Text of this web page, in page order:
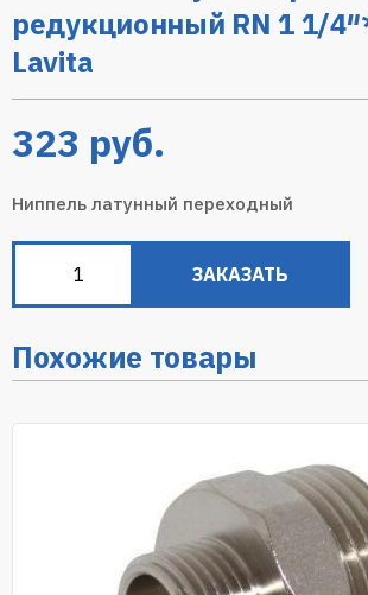
редукционный RN 1 1/
Lavita
323 руб.
Ниппель латунный переходный
ЗАКАЗАТЬ
Похожие товары